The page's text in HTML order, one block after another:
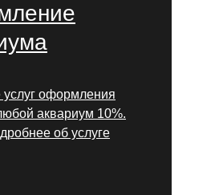
услуг оформления
аквариум 10%.
об услуге